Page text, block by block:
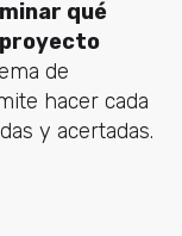
qué
proyecto
de
hacer cada
y acertadas.